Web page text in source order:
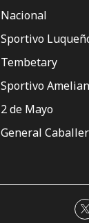
Nacional
Sportivo
Tembetary
Sportivo
2 de Mayo
General